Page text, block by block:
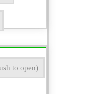
to open)